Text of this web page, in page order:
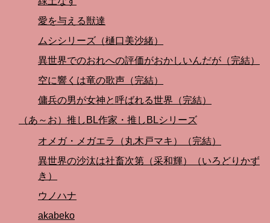
愛を与える獣達
ムシシリーズ（樋口美沙緒）
異世界でのおれへの評価がおかしいんだが（完結）
空に響くは竜の歌声（完結）
傭兵の男が女神と呼ばれる世界（完結）
（あ～お）推しBL作家・推しBLシリーズ
オメガ・メガエラ（丸木戸マキ）（完結）
異世界の沙汰は社畜次第（采和輝）（いろどりかず
き）
ウノハナ
akabeko